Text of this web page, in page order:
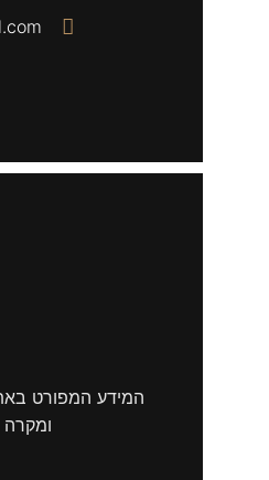
המידע המפורט
ומקרה